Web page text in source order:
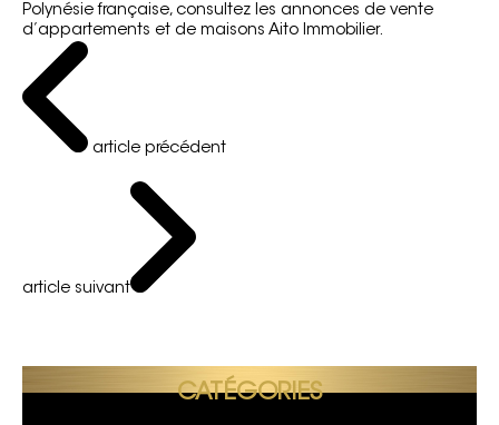
Polynésie française, consultez les annonces de vente
d’appartements et de maisons Aito Immobilier.
article précédent
article suivant
CATÉGORIES